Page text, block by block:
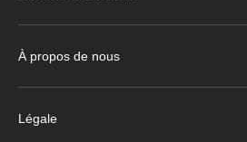
À propos de nous
Légale